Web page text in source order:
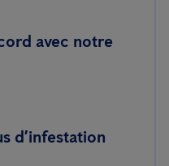
avec notre
d’infestation